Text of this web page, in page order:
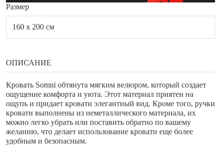
Размер
160 x 200 см
ОПИСАНИЕ
Кровать Somni обтянута мягким велюром, который создает
ощущение комфорта и уюта. Этот материал приятен на
ощупь и придает кровати элегантный вид. Кроме того, ручки
кровати выполнены из неметаллического материала, их
можно легко убрать или поставить обратно по вашему
желанию, что делает использование кровати еще более
удобным и безопасным.